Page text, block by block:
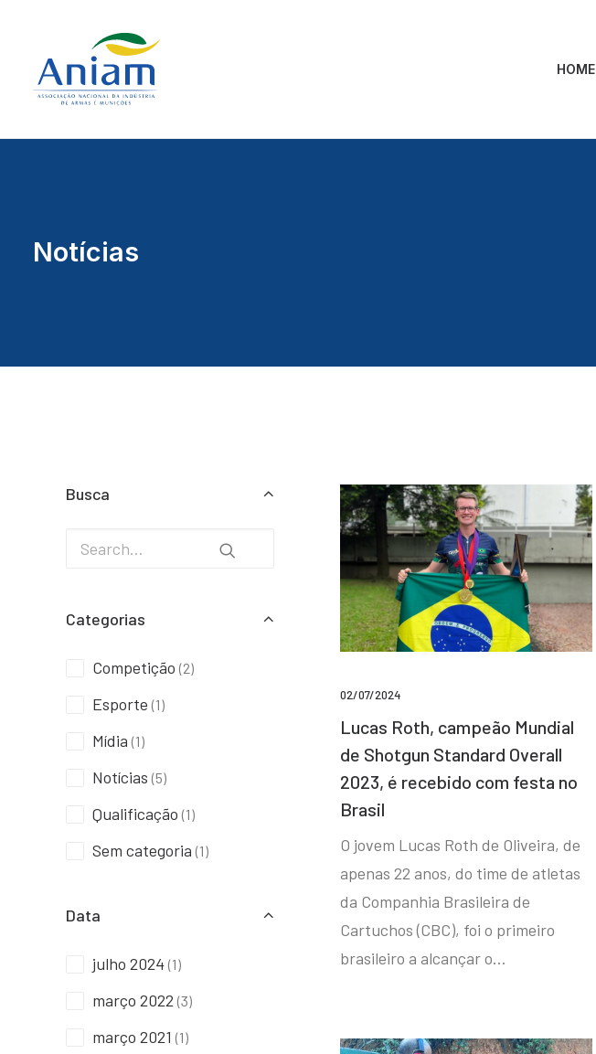
HOME
Notícias
Busca
Categorias
Competição (2)
Esporte (1)
Mídia (1)
Notícias (5)
Qualificação (1)
Sem categoria (1)
Data
julho 2024 (1)
março 2022 (3)
março 2021 (1)
02/07/2024
Lucas Roth, campeão Mundial
de Shotgun Standard Overall
2023, é recebido com festa no
Brasil
O jovem Lucas Roth de Oliveira, de
apenas 22 anos, do time de atletas
da Companhia Brasileira de
Cartuchos (CBC), foi o primeiro
brasileiro a alcançar o…